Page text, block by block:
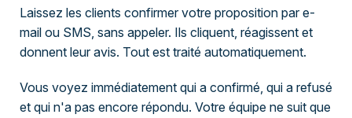
Laissez les clients confirmer votre proposition par e-
mail ou SMS, sans appeler. Ils cliquent, réagissent et
donnent leur avis. Tout est traité automatiquement.
Vous voyez immédiatement qui a confirmé, qui a refusé
et qui n'a pas encore répondu. Votre équipe ne suit que